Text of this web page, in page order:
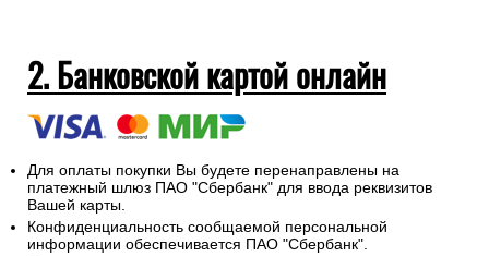
2. Банковской картой онлайн
Для оплаты покупки Вы будете перенаправлены на
платежный шлюз ПАО "Сбербанк" для ввода реквизитов
Вашей карты.
Конфиденциальность сообщаемой персональной
информации обеспечивается ПАО "Сбербанк".